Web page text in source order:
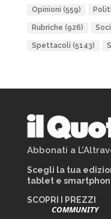
Opinioni (559)
Rubriche (926)
Spettacoli (5143)
Abbonati a
Scegli la tua
tablet e
SCOPRI I PREZZI
COMMUNITY